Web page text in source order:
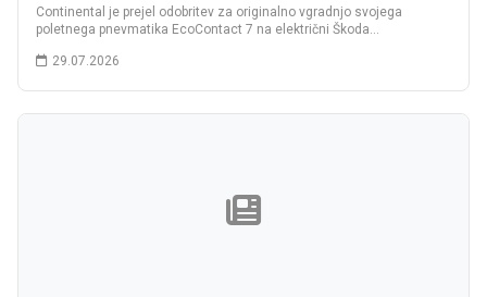
Continental je prejel odobritev za originalno vgradnjo svojega
poletnega pnevmatika EcoContact 7 na električni Škoda…
29.07.2026